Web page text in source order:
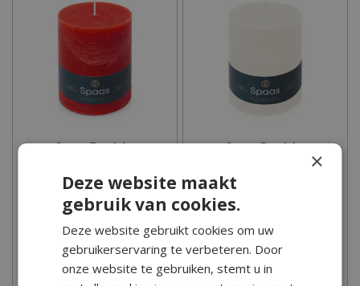
Spaas Rustieke
Rood
8,49
Spaas Rustieke
Cilinderkaars Ø10x13 cm -
×
Deze website maakt
gebruik van cookies.
Deze website gebruikt cookies om uw
gebruikerservaring te verbeteren. Door
onze website te gebruiken, stemt u in